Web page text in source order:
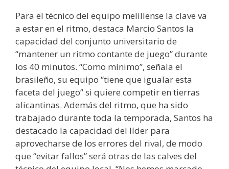
Para el técnico del equipo melillense la clave va
a estar en el ritmo, destaca Marcio Santos la
capacidad del conjunto universitario de
“mantener un ritmo contante de juego” durante
los 40 minutos. “Como mínimo”, señala el
brasileño, su equipo “tiene que igualar esta
faceta del juego” si quiere competir en tierras
alicantinas. Además del ritmo, que ha sido
trabajado durante toda la temporada, Santos ha
destacado la capacidad del líder para
aprovecharse de los errores del rival, de modo
que “evitar fallos” será otras de las calves del